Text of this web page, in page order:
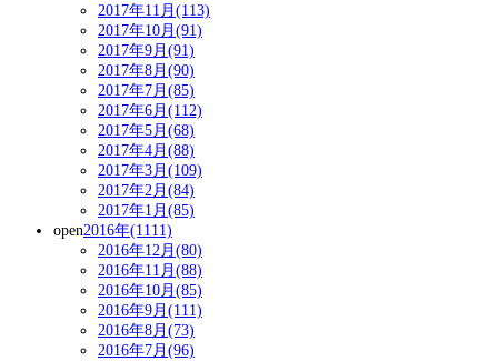
2017年11月(113)
2017年10月(91)
2017年9月(91)
2017年8月(90)
2017年7月(85)
2017年6月(112)
2017年5月(68)
2017年4月(88)
2017年3月(109)
2017年2月(84)
2017年1月(85)
open2016年(1111)
2016年12月(80)
2016年11月(88)
2016年10月(85)
2016年9月(111)
2016年8月(73)
2016年7月(96)